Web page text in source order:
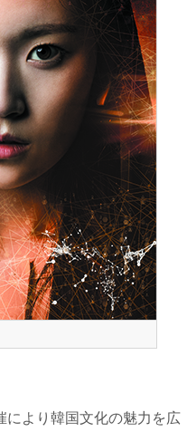
により韓国文化の魅力を広